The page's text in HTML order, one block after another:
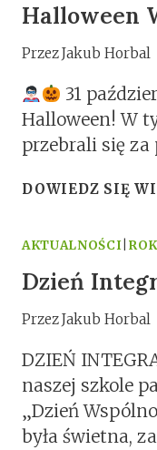
Halloween
PrzezJakub Horbal
31
Halloween! W
przebrali się za
DOWIEDZ SIĘ
AKTUALNOŚCI
Dzień
PrzezJakub Horbal
DZIEŃ
naszej szkole
„Dzień
była świetna,